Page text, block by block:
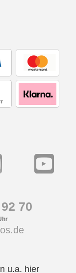
70
u.a. hier